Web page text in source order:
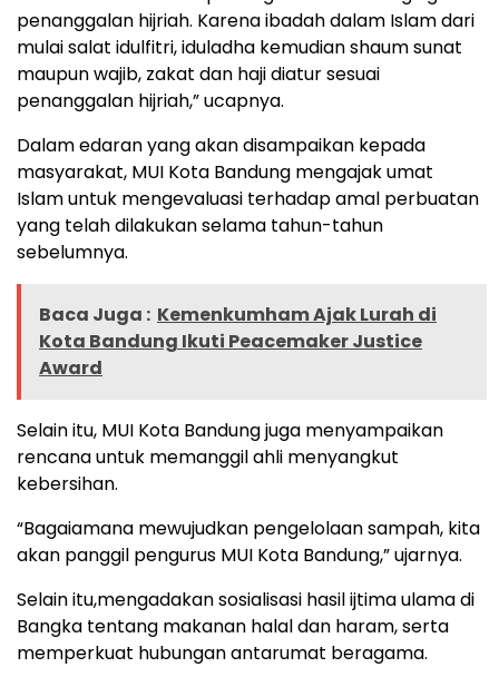
penanggalan hijriah. Karena ibadah dalam Islam dari
mulai salat idulfitri, iduladha kemudian shaum sunat
maupun wajib, zakat dan haji diatur sesuai
penanggalan hijriah,” ucapnya.
Dalam edaran yang akan disampaikan kepada
masyarakat, MUI Kota Bandung mengajak umat
Islam untuk mengevaluasi terhadap amal perbuatan
yang telah dilakukan selama tahun-tahun
sebelumnya.
Baca Juga : Kemenkumham Ajak Lurah di
Kota Bandung Ikuti Peacemaker Justice
Award
Selain itu, MUI Kota Bandung juga menyampaikan
rencana untuk memanggil ahli menyangkut
kebersihan.
“Bagaiamana mewujudkan pengelolaan sampah, kita
akan panggil pengurus MUI Kota Bandung,” ujarnya.
Selain itu,mengadakan sosialisasi hasil ijtima ulama di
Bangka tentang makanan halal dan haram, serta
memperkuat hubungan antarumat beragama.